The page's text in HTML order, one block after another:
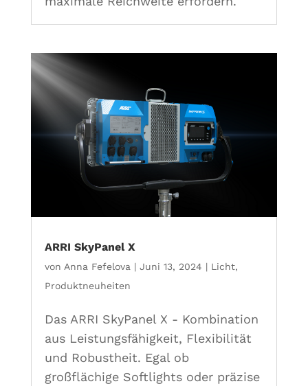
ARRI SkyPanel X
von Anna Fefelova | Juni 13, 2024 | Licht,
Produktneuheiten
Das ARRI SkyPanel X - Kombination
aus Leistungsfähigkeit, Flexibilität
und Robustheit. Egal ob
großflächige Softlights oder präzise